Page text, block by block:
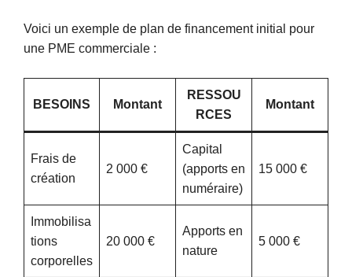
Voici un exemple de plan de financement initial pour
une PME commerciale :
BESOINS Montant
RESSOU
RCES
Montant
Frais de
création
2 000 €
Capital
(apports en
numéraire)
15 000 €
Immobilisa
tions
corporelles
20 000 €
Apports en
nature
5 000 €